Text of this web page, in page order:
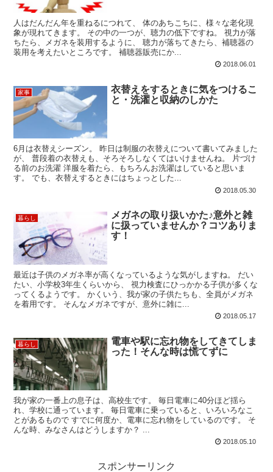
人はだんだん年を重ねるにつれて、 体のあちこちに、様々な老化現
象が現れてきます。 その中の一つが、聴力の低下ですね。 視力が落
ちたら、メガネを装用するように、 聴力が落ちてきたら、補聴器の
装用を考えたいところです。 補聴器販売にか...
2018.06.01
家事
衣替えをするときに気をつけるこ
と・洗濯と収納のしかた
6月は衣替えシーズン。 昨日は制服の衣替えについて書いてみました
が、 普段着の衣替えも、そろそろしなくてはいけませんね。 片づけ
る前のお洗濯 洋服を着たら、もちろんお洗濯はしていると思いま
す。 でも、衣替えするときにはちょっとした...
2018.05.30
暮らし
メガネの取り扱いかた♪意外と雑
に扱っていませんか？コツありま
す！
最近は子供のメガネ率が高くなっているような気がしますね。 だい
たい、小学校3年生くらいから、 視力検査にひっかかる子供が多くな
ってくるようです。 かくいう、我が家の子供たちも、全員がメガネ
を着用です。 そんなメガネですが、意外に雑に...
2018.05.17
暮らし
電車や駅に忘れ物をしてきてしま
った！そんな時は慌てずに
我が家の一番上の息子は、高校生です。 毎日電車に40分ほど揺ら
れ、学校に通っています。 毎日電車に乗っていると、いろいろなこ
とがあるもので すでに何度か、電車に忘れ物をしているのです。 そ
んな時、みなさんはどうしますか？ ...
2018.05.10
スポンサーリンク